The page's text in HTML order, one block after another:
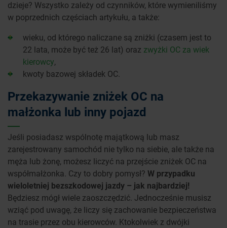
dzieje? Wszystko zależy od czynników, które wymieniliśmy
w poprzednich częściach artykułu, a także:
wieku, od którego naliczane są zniżki (czasem jest to
22 lata, może być też 26 lat) oraz zwyżki OC za wiek
kierowcy,
kwoty bazowej składek OC.
Przekazywanie zniżek OC na
małżonka lub inny pojazd
Jeśli posiadasz wspólnotę majątkową lub masz
zarejestrowany samochód nie tylko na siebie, ale także na
męża lub żonę, możesz liczyć na przejście zniżek OC na
współmałżonka. Czy to dobry pomysł? W przypadku
wieloletniej bezszkodowej jazdy – jak najbardziej!
Będziesz mógł wiele zaoszczędzić. Jednocześnie musisz
wziąć pod uwagę, że liczy się zachowanie bezpieczeństwa
na trasie przez obu kierowców. Ktokolwiek z dwójki